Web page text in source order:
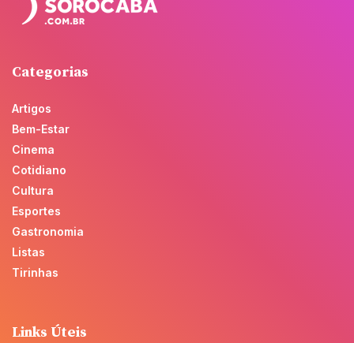
Categorias
Artigos
Bem-Estar
Cinema
Cotidiano
Cultura
Esportes
Gastronomia
Listas
Tirinhas
Links Úteis